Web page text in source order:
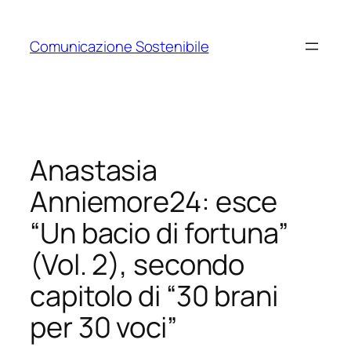
contenuto
Comunicazione Sostenibile
Anastasia
Anniemore24: esce
“Un bacio di fortuna”
(Vol. 2), secondo
capitolo di “30 brani
per 30 voci”